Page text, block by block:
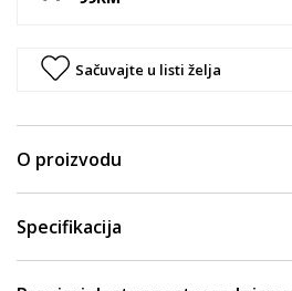
Sačuvajte u listi želja
O proizvodu
Specifikacija